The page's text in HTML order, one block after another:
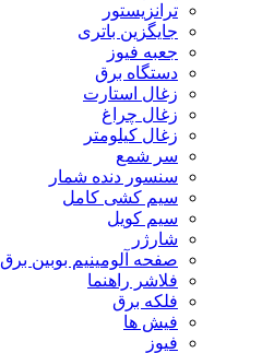
ترانزیستور
جایگزین باتری
جعبه فیوز
دستگاه برق
زغال استارت
زغال چراغ
زغال کیلومتر
سر شمع
سنسور دنده شمار
سیم کشی کامل
سیم کویل
شارژر
صفحه آلومینیم بوبین برق
فلاشر راهنما
فلکه برق
فیش ها
فیوز